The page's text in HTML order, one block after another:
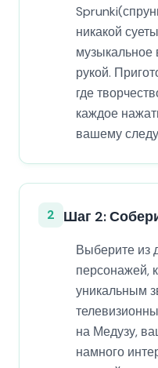
никакой
музыкальное
рукой.
где
каждое
вашему
2 Шаг 2:
Выберите из
персонажей,
уникальным
на Медузу,
намного